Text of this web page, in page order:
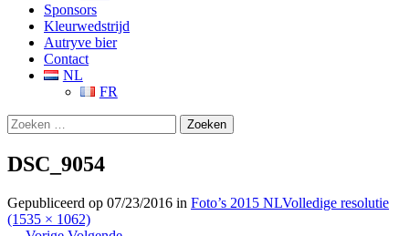
Sponsors
Kleurwedstrijd
Autryve bier
Contact
NL
FR
Zoeken
naar:
DSC_9054
Gepubliceerd op 07/23/2016 in Foto’s 2015 NLVolledige resolutie
(1535 × 1062)